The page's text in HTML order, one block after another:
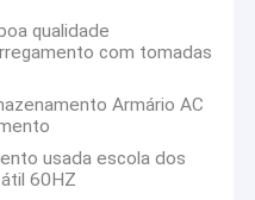
qualidade
com tomadas
Armário AC
usada escola dos
60HZ